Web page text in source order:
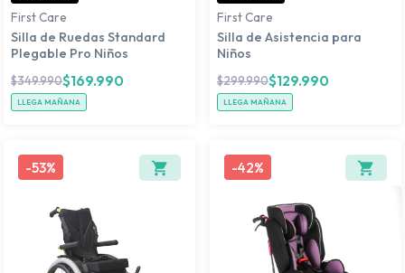
First Care
Silla de Ruedas Standard
Plegable Pro Niños
$349.990$169.990
LLEGA MAÑANA
First Care
Silla de Asistencia para
Niños
$299.990$129.990
LLEGA MAÑANA
-53% -42%